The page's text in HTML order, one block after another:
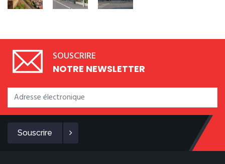
SOUSCRIRE
NOTRE NEWSLETTER
Souscrire